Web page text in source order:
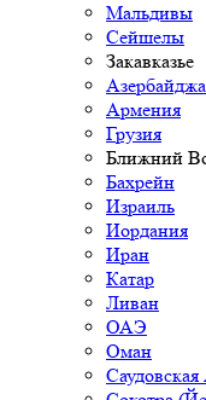
Мальдивы
Сейшелы
Закавказье
Армения
Грузия
Ближний
Бахрейн
Израиль
Иордания
Иран
Катар
Ливан
ОАЭ
Оман